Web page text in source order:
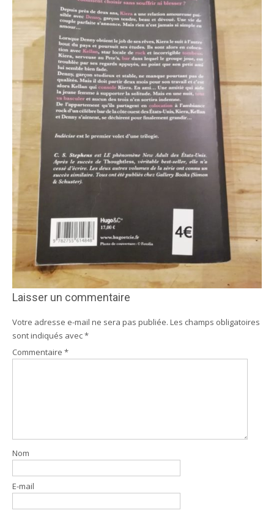
Laisser un commentaire
Votre adresse e-mail ne sera pas publiée. Les champs obligatoires
sont indiqués avec*
Commentaire *
Nom
E-mail